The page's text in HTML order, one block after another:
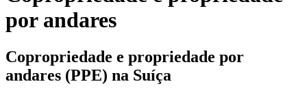
por andares
Copropriedade e propriedade por
andares (PPE) na Suíça